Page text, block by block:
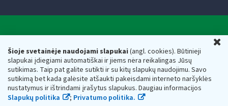
Šioje svetainėje naudojami slapukai(angl. cookies). Būtinieji
slapukai įdiegiami automatiškai ir jiems nėra reikalingas Jūsų
sutikimas. Taip pat galite sutikti ir su kitų slapukų naudojimu. Savo
sutikimą bet kada galėsite atšaukti pakeisdami interneto naršyklės
nustatymus ir ištrindami įrašytus slapukus. Daugiau informacijos
Slapukų politika
; Privatumo politika.
Respublikos finansų ministerijos
Biudžetinė įstaiga. Juridinio asmens kodas — 188659752,
adresas: Vasario 16-osios g. 14, 01107 Vilnius, Lietuva, el.paštas:
vmi@vmi.lt, E. pristatymo dėžutės adresas 188659752
Duomenys apie Valstybinę mokesčių inspekciją prie Lietuvos
Respublikos finansų ministerijos kaupiami ir saugomi Juridinių